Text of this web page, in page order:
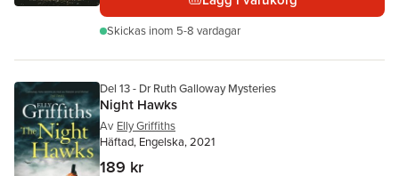
Skickas inom 5-8 vardagar
Del 13 - Dr Ruth Galloway Mysteries
Night Hawks
Av Elly Griffiths
Häftad, Engelska, 2021
189 kr